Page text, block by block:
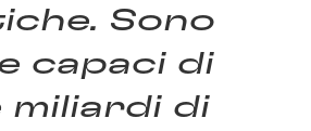
Sono
capaci di
miliardi di